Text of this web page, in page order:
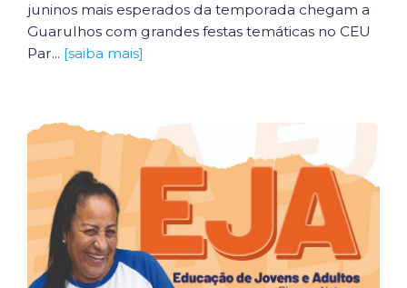
juninos mais esperados da temporada chegam a
Guarulhos com grandes festas temáticas no CEU
Par... [saiba mais]